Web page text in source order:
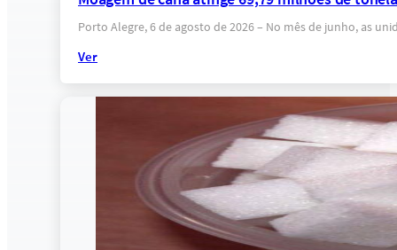
Porto Alegre, 6 de agosto de 2026 – No mês de junho, as
Ver